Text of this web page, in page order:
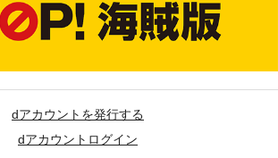
dアカウントを発行する
dアカウントログイン